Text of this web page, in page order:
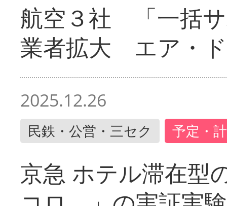
航空３社 「一括
業者拡大 エア・
2025.12.26
民鉄・公営・三セク 予定・
京急 ホテル滞在型